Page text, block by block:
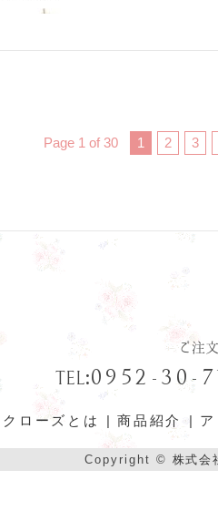
Page 1 of 30 1 2 3
ご注
TEL:0952-30-
ローズとは 商品紹介
Copyright © 株式会